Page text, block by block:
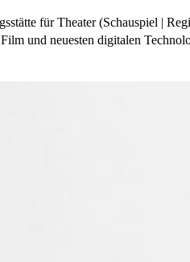
für Theater (Schauspiel |
und neuesten digitalen